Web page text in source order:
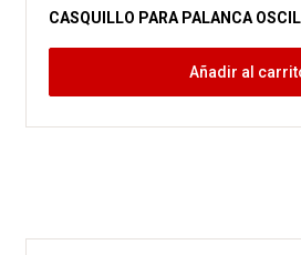
CASQUILLO PARA PALANCA
Añadir al